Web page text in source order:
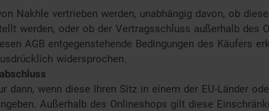
Nakhle vertrieben werden, unabhängig davon, ob
werden, oder ob der Vertragsschluss außerhalb des
AGB entgegenstehende Bedingungen des Käufers
widersprochen.
dann, wenn diese Ihren Sitz in einem der EU-Länder
Außerhalb des Onlineshops gilt diese